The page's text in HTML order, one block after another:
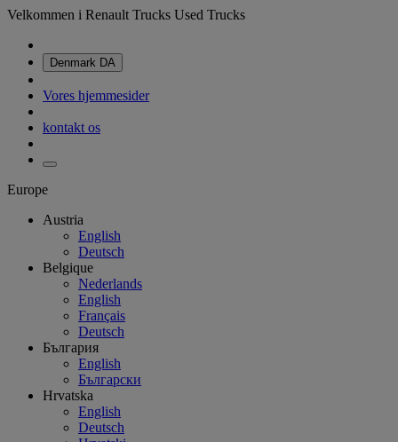
Velkommen i Renault Trucks Used Trucks
Denmark DA
Vores hjemmesider
kontakt os
Europe
Austria
English
Deutsch
Belgique
Nederlands
English
Français
Deutsch
България
English
Български
Hrvatska
English
Deutsch